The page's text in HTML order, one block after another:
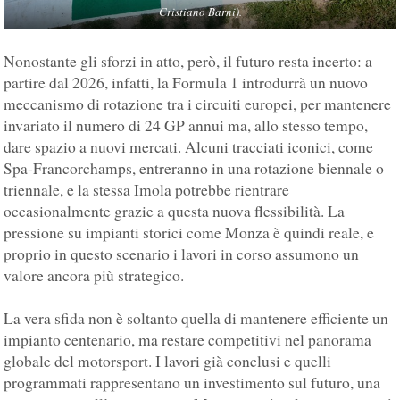
Cristiano Barni).
Nonostante gli sforzi in atto, però, il futuro resta incerto: a
partire dal 2026, infatti, la Formula 1 introdurrà un nuovo
meccanismo di rotazione tra i circuiti europei, per mantenere
invariato il numero di 24 GP annui ma, allo stesso tempo,
dare spazio a nuovi mercati. Alcuni tracciati iconici, come
Spa-Francorchamps, entreranno in una rotazione biennale o
triennale, e la stessa Imola potrebbe rientrare
occasionalmente grazie a questa nuova flessibilità. La
pressione su impianti storici come Monza è quindi reale, e
proprio in questo scenario i lavori in corso assumono un
valore ancora più strategico.
La vera sfida non è soltanto quella di mantenere efficiente un
impianto centenario, ma restare competitivi nel panorama
globale del motorsport. I lavori già conclusi e quelli
programmati rappresentano un investimento sul futuro, una